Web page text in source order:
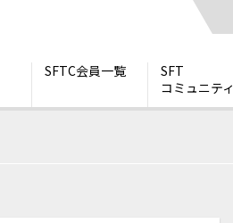
SFTC会員一覧
SFT
コミュニティ